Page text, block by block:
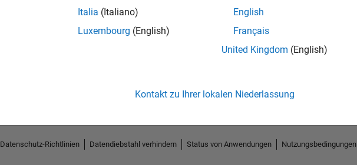
No Endorsements received
Italia (Italiano)
Luxembourg (English)
English
Français
United Kingdom (English)
Kontakt zu Ihrer lokalen Niederlassung
Datenschutz-Richtlinien Datendiebstahl verhindern Status von Anwendungen
Nutzungsbedingungen